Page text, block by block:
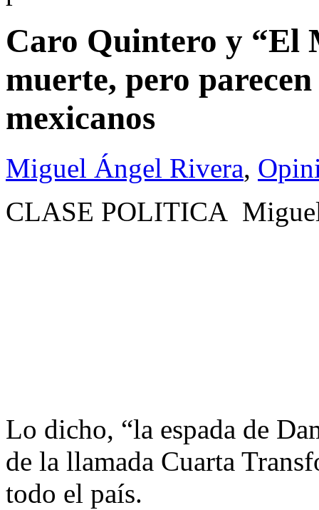
Caro Quintero y “El
muerte, pero
mexicanos
Miguel Ángel Rivera,
CLASE POLITICA
Lo dicho, “la espada de
de la llamada Cuarta
todo el país.